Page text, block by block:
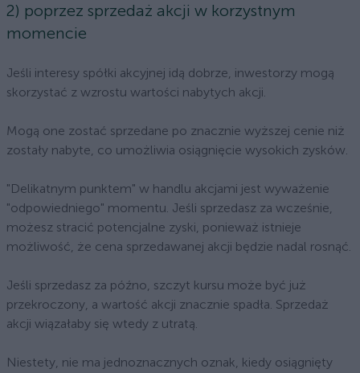
2) poprzez sprzedaż akcji w korzystnym
momencie
Jeśli interesy spółki akcyjnej idą dobrze, inwestorzy mogą
skorzystać z wzrostu wartości nabytych akcji.
Mogą one zostać sprzedane po znacznie wyższej cenie niż
zostały nabyte, co umożliwia osiągnięcie wysokich zysków.
"Delikatnym punktem" w handlu akcjami jest wyważenie
"odpowiedniego" momentu. Jeśli sprzedasz za wcześnie,
możesz stracić potencjalne zyski, ponieważ istnieje
możliwość, że cena sprzedawanej akcji będzie nadal rosnąć.
Jeśli sprzedasz za późno, szczyt kursu może być już
przekroczony, a wartość akcji znacznie spadła. Sprzedaż
akcji wiązałaby się wtedy z utratą.
Niestety, nie ma jednoznacznych oznak, kiedy osiągnięty